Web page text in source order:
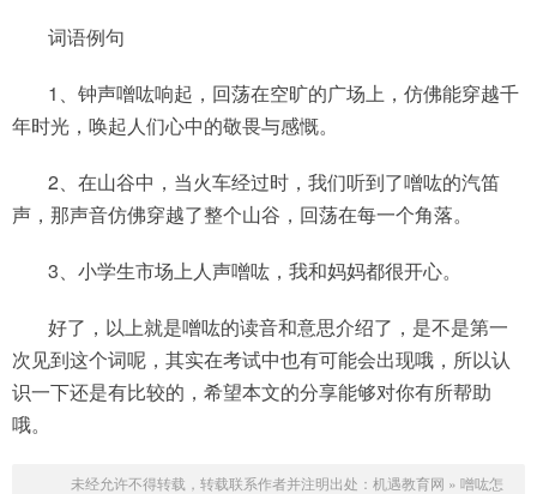
词语例句
1、钟声噌吰响起，回荡在空旷的广场上，仿佛能穿越千
年时光，唤起人们心中的敬畏与感慨。
2、在山谷中，‌当火车经过时，‌我们听到了噌吰的汽笛
声，‌那声音仿佛穿越了整个山谷，‌回荡在每一个角落。‌
3、小学生市场上人声噌吰，我和妈妈都很开心。
好了，以上就是噌吰的读音和意思介绍了，是不是第一
次见到这个词呢，其实在考试中也有可能会出现哦，所以认
识一下还是有比较的，希望本文的分享能够对你有所帮助
哦。
未经允许不得转载，转载联系作者并注明出处： 机遇教育网 » 噌吰怎